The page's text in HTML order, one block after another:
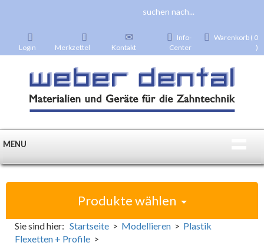
Login Merkzettel Kontakt
Info-
Center
Warenkorb ( 0
)
MENU
Produkte wählen
Sie sind hier: Startseite > Modellieren > Plastik
Flexetten + Profile >